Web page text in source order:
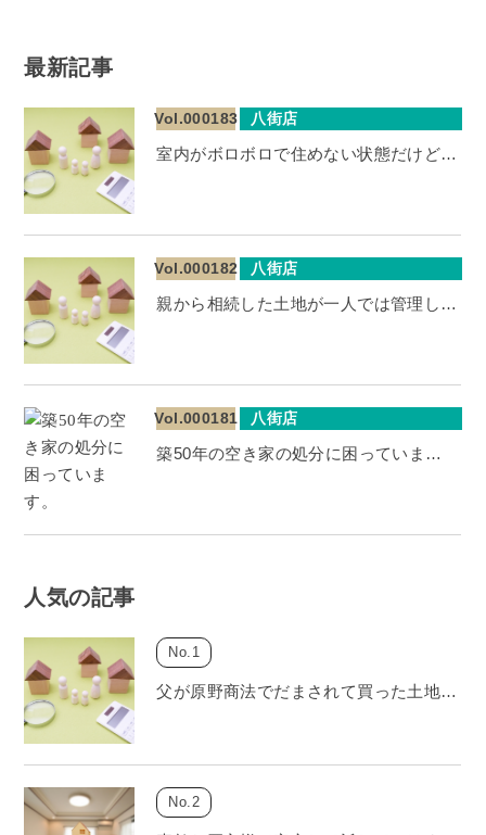
最新記事
Vol.000183 八街店
室内がボロボロで住めない状態だけど…
Vol.000182 八街店
親から相続した土地が一人では管理し…
Vol.000181 八街店
築50年の空き家の処分に困っていま…
人気の記事
父が原野商法でだまされて買った土地…